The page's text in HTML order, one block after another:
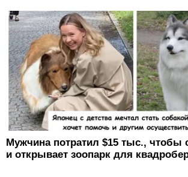
Мужчина потратил $15 тыс., чтобы
и открывает зоопарк для